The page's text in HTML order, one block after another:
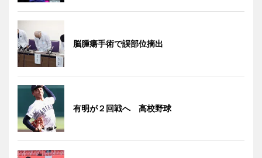
脳腫瘍手術で誤部位摘出
有明が２回戦へ 高校野球